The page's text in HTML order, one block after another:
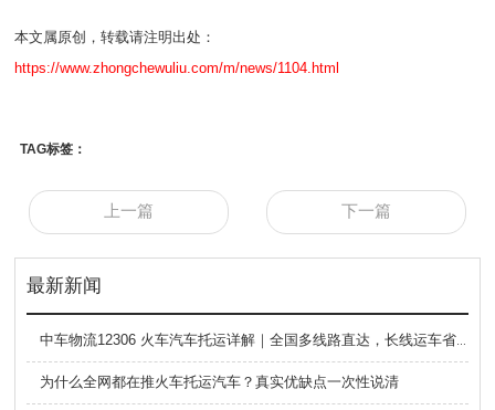
本文属原创，转载请注明出处：
https://www.zhongchewuliu.com/m/news/1104.html
TAG标签：
上一篇 下一篇
最新新闻
中车物流12306 火车汽车托运详解｜全国多线路直达，长线运车省心方案
为什么全网都在推火车托运汽车？真实优缺点一次性说清